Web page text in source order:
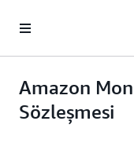
Amazon
Sözleşmesi